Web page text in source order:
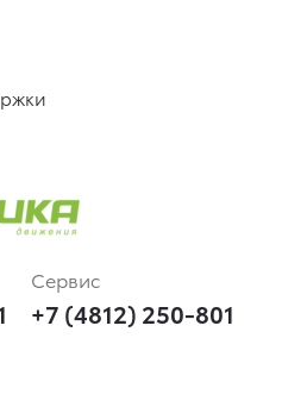
Сервис
+7 (4812) 250-801